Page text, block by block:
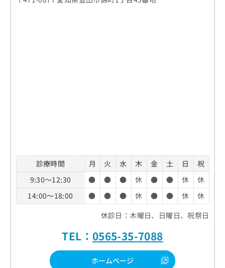
診療時間 月 火 水 木 金 土 日
祝
9:30～12:30
● ● ● 休 ● ● 休
休
14:00～18:00
● ● ● 休 ● ● 休
休
休診日：木曜日、日曜日、祝祭日
TEL： 0565-35-7088
ホームページ